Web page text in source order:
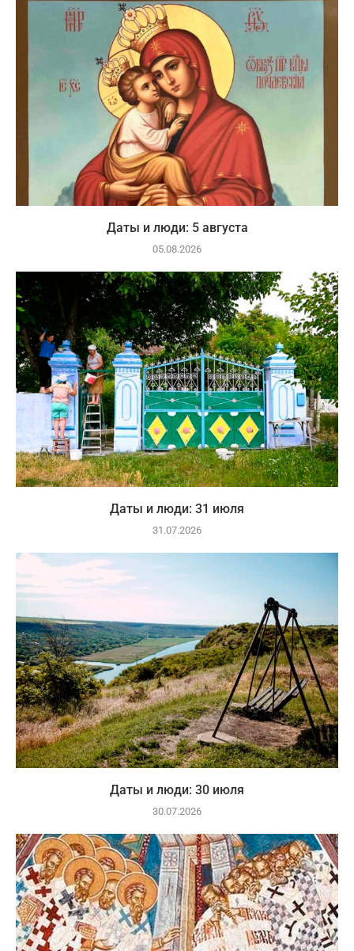
Даты и люди: 5 августа
05.08.2026
Даты и люди: 31 июля
31.07.2026
Даты и люди: 30 июля
30.07.2026